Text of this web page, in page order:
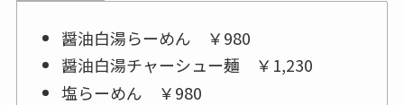
醤油白湯らーめん ￥980
醤油白湯チャーシュー麺 ￥1,230
塩らーめん ￥980